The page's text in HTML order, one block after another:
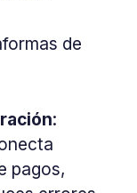
de
:
pagos,